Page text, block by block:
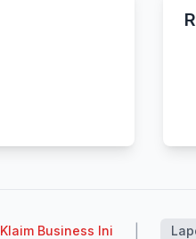
Klaim Business Ini